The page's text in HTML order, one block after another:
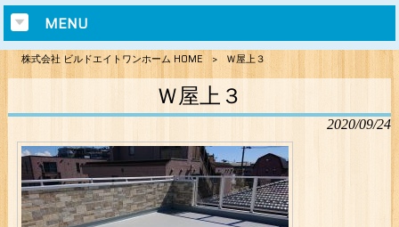
MENU
株式会社 ビルドエイトワンホーム HOME > Ｗ屋上３
Ｗ屋上３
2020/09/24